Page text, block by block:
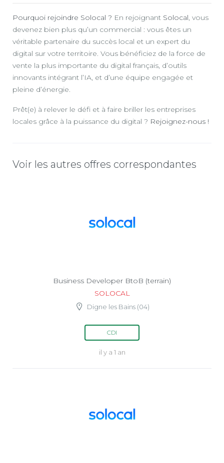
Pourquoi rejoindre Solocal ? En rejoignant Solocal, vous
devenez bien plus qu’un commercial : vous êtes un
véritable partenaire du succès local et un expert du
digital sur votre territoire. Vous bénéficiez de la force de
vente la plus importante du digital français, d’outils
innovants intégrant l’IA, et d’une équipe engagée et
pleine d’énergie.
Prêt(e) à relever le défi et à faire briller les entreprises
locales grâce à la puissance du digital ? Rejoignez-nous !
Voir les autres offres correspondantes
Business Developer BtoB (terrain)
SOLOCAL
Digne les Bains (04)
CDI
il y a 1 an